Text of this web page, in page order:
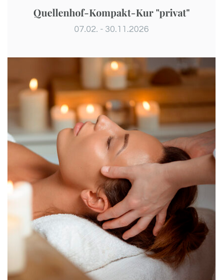
Quellenhof-Kompakt-Kur "privat"
07.02. - 30.11.2026